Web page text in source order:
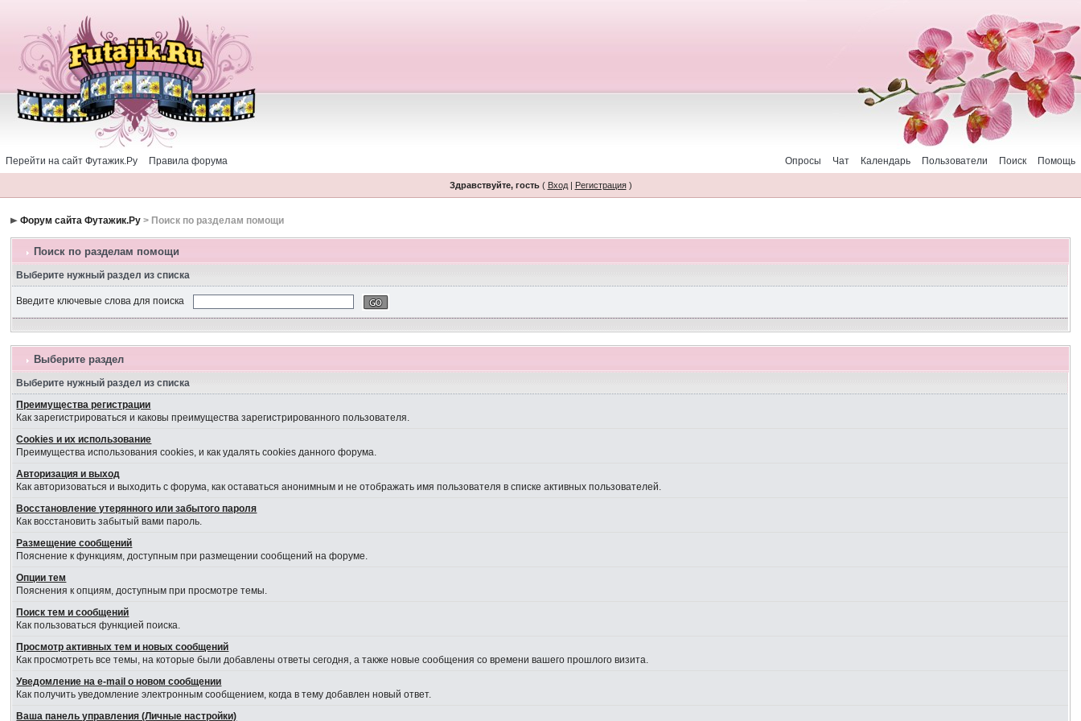
Перейти на сайт Футажик.Ру Правила форума Помощь
Поиск
Пользователи
Календарь
Чат
Опросы
Здравствуйте, гость( Вход| Регистрация)
Форум сайта Футажик.Ру > Поиск по разделам помощи
Поиск по разделам помощи
Выберите нужный раздел из списка
Введите ключевые слова для поиска
Выберите раздел
Выберите нужный раздел из списка
Преимущества регистрации
Как зарегистрироваться и каковы преимущества зарегистрированного пользователя.
Cookies и их использование
Преимущества использования cookies, и как удалять cookies данного форума.
Авторизация и выход
Как авторизоваться и выходить с форума, как оставаться анонимным и не отображать имя пользователя в списке активных пользователей.
Восстановление утерянного или забытого пароля
Как восстановить забытый вами пароль.
Размещение сообщений
Пояснение к функциям, доступным при размещении сообщений на форуме.
Опции тем
Пояснения к опциям, доступным при просмотре темы.
Поиск тем и сообщений
Как пользоваться функцией поиска.
Просмотр активных тем и новых сообщений
Как просмотреть все темы, на которые были добавлены ответы сегодня, а также новые сообщения со времени вашего прошлого визита.
Уведомление на е-mail о новом сообщении
Как получить уведомление электронным сообщением, когда в тему добавлен новый ответ.
Ваша панель управления (Личные настройки)